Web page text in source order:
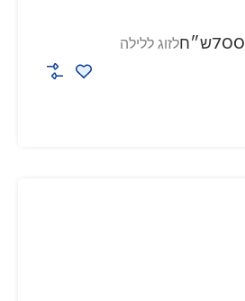
700ש״ח לזוג ללילה